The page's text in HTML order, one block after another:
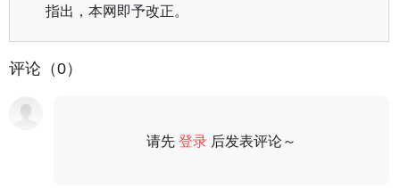
指出，本网即予改正。
评论（0）
请先登录 后发表评论～